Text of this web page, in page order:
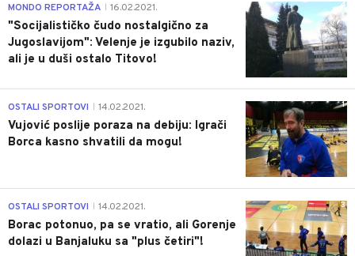
4
MONDO REPORTAŽA 16.02.2021.
"Socijalističko čudo nostalgično za
Jugoslavijom": Velenje je izgubilo naziv,
ali je u duši ostalo Titovo!
1
OSTALI SPORTOVI 14.02.2021.
Vujović poslije poraza na debiju: Igrači
Borca kasno shvatili da mogu!
3
OSTALI SPORTOVI 14.02.2021.
Borac potonuo, pa se vratio, ali Gorenje
dolazi u Banjaluku sa "plus četiri"!